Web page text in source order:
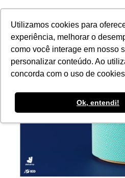
Utilizamos cookies para
experiência, melhorar o
como você interage em nosso
personalizar conteúdo. Ao
concorda com o uso de
Ok, entendi!
POR